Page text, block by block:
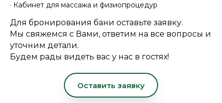
· Кабинет для массажа и физиопроцедур
Для бронирования бани оставьте заявку.
Мы свяжемся с Вами, ответим на все вопросы и
уточним детали.
Будем рады видеть вас у нас в гостях!
Оставить заявку